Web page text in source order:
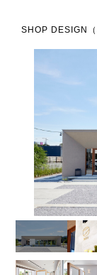
SHOP DESIGN（